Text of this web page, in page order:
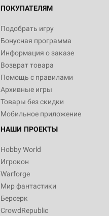
ПОКУПАТЕЛЯМ
Подобрать игру
Бонусная программа
Информация о заказе
Возврат товара
Помощь с правилами
Архивные игры
Товары без скидки
Мобильное приложение
НАШИ ПРОЕКТЫ
Hobby World
Игрокон
Warforge
Мир фантастики
Берсерк
CrowdRepublic